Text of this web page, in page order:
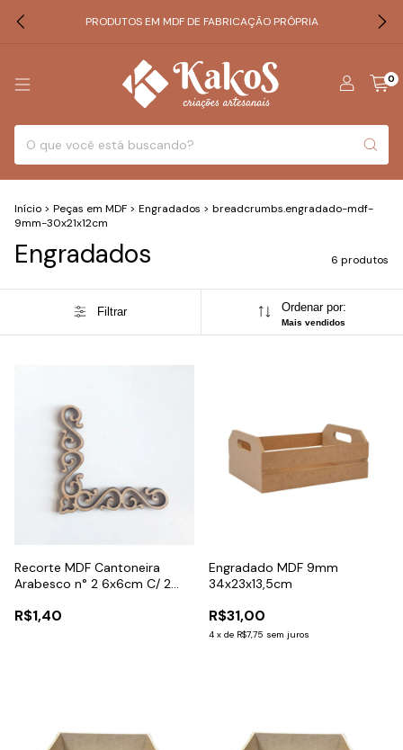
PRODUTOS EM MDF DE FABRICAÇÃO PRÓPRIA
0
Início > Peças em MDF > Engradados > breadcrumbs.engradado-mdf-
9mm-30x21x12cm
Engradados 6 produtos
Filtrar Ordenar por:
Mais vendidos
Recorte MDF Cantoneira
Arabesco n° 2 6x6cm C/ 2
R$1,40
Engradado MDF 9mm
34x23x13,5cm
R$31,00
4 x de R$7,75 sem juros